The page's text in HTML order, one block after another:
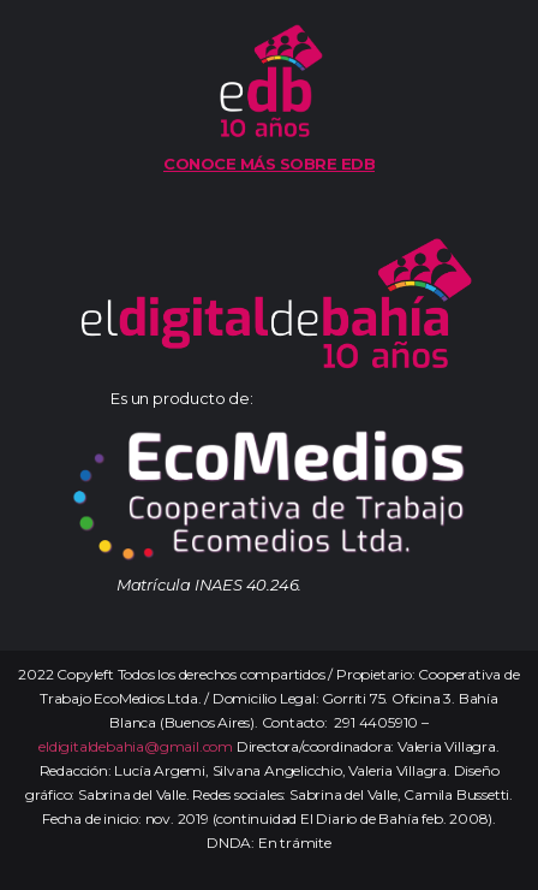
CONOCE MÁS SOBRE EDB
Es un producto de:
Matrícula INAES 40.246.
2022 Copyleft Todos los derechos compartidos / Propietario: Cooperativa de
Trabajo EcoMedios Ltda. / Domicilio Legal: Gorriti 75. Oficina 3. Bahía
Blanca (Buenos Aires). Contacto: 291 4405910 –
eldigitaldebahia@gmail.com Directora/coordinadora: Valeria Villagra.
Redacción: Lucía Argemi, Silvana Angelicchio, Valeria Villagra. Diseño
gráfico: Sabrina del Valle. Redes sociales: Sabrina del Valle, Camila Bussetti.
Fecha de inicio: nov. 2019 (continuidad El Diario de Bahía feb. 2008).
DNDA: En trámite